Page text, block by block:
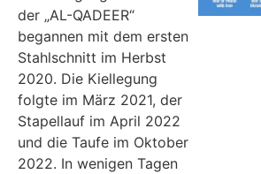
der „AL-QADEER“
begannen mit dem ersten
Stahlschnitt im Herbst
2020. Die Kiellegung
folgte im März 2021, der
Stapellauf im April 2022
und die Taufe im Oktober
2022. In wenigen Tagen